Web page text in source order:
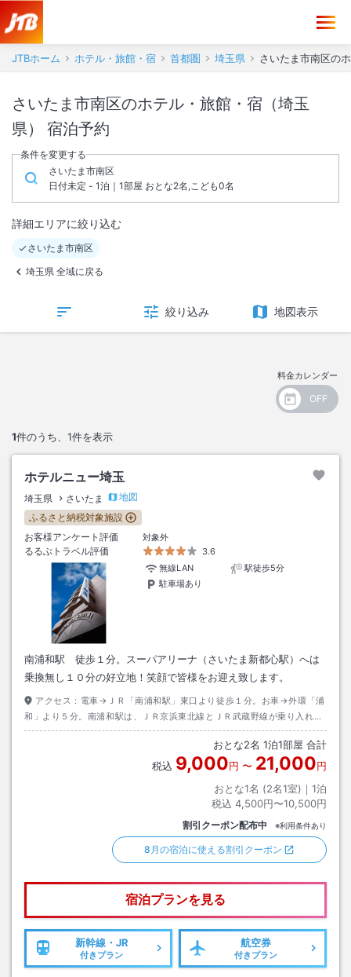
JTBホーム ホテル・旅館・宿 首都圏 埼玉県 さいたま市南区の
さいたま市南区のホテル・旅館・宿（埼玉
県） 宿泊予約
条件を変更する
さいたま市南区
日付未定 - 1泊｜1部屋 おとな2名,こども0名
詳細エリアに絞り込む
さいたま市南区
埼玉県 全域に戻る
絞り込み 地図表示
料金カレンダー
1件のうち、 1件を表示
ホテルニュー埼玉
埼玉県 さいたま
地図
ふるさと納税対象施設
お客様アンケート評価
対象外
るるぶトラベル評価
3.6
無線LAN
駅徒歩5分
駐車場あり
南浦和駅 徒歩１分。スーパアリーナ（さいたま新都心駅）へは
乗換無し１０分の好立地！笑顔で皆様をお迎え致します。
アクセス： 電車→ＪＲ「南浦和駅」東口より徒歩１分。お車→外環「浦
和」より５分。南浦和駅は、ＪＲ京浜東北線とＪＲ武蔵野線が乗り入れ、
埼玉県内はもちろん東京へも便利です。大宮駅約１５分、上野駅約３０分
おとな2名 1泊1部屋 合計
税込 9,000円 〜 21,000円
おとな1名 (2名1室)｜ 1泊
税込 4,500円〜10,500円
割引クーポン配布中 ※利用条件あり
8月の宿泊に使える割引クーポン
宿泊プランを見る
新幹線・JR
付きプラン
航空券
付きプラン